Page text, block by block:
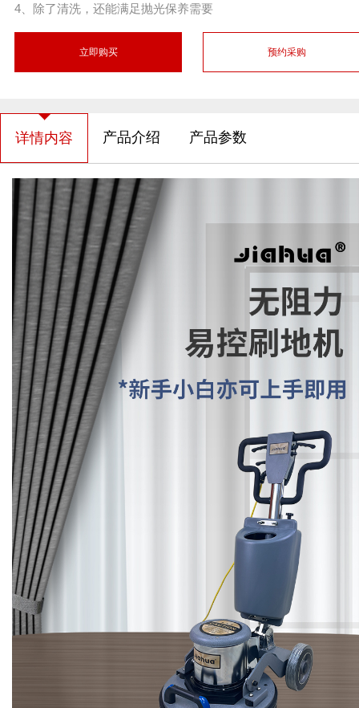
4、除了清洗，还能满足抛光保养需要
立即购买 预约采购
详情内容 产品介绍 产品参数